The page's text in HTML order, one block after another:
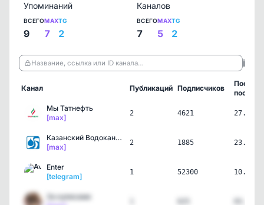
Упоминаний
ВСЕГО
9
MAX
7
TG
2
Каналов
ВСЕГО
7
MAX
5
TG
2
Название, ссылка или ID канала… ℹ️
Канал Публикаций Подписчиков
пост
Мы Татнефть
[max]
2 4621
Казанский Водоканал
[max]
2 1885
Enter
[telegram]
1 52300
За кулисами